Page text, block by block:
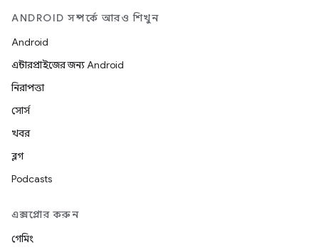
ANDROID সম্পর্কে আরও শিখুন
Android
এন্টারপ্রাইজের জন্য Android
নিরাপত্তা
সোর্স
খবর
ব্লগ
Podcasts
এক্সপ্লোর করুন
গেমিং